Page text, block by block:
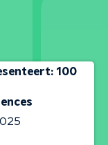
100